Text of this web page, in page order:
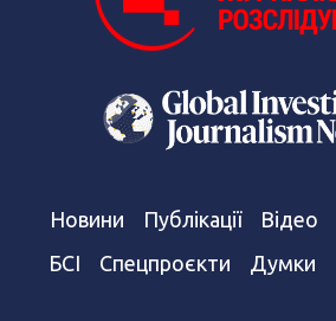
Новини Публікації Відео
БСІ
Спецпроєкти Думки